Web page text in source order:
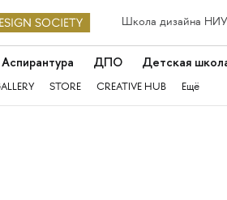
Школа дизайна
Аспирантура ДПО Детская
STORE CREATIVE HUB Ещё